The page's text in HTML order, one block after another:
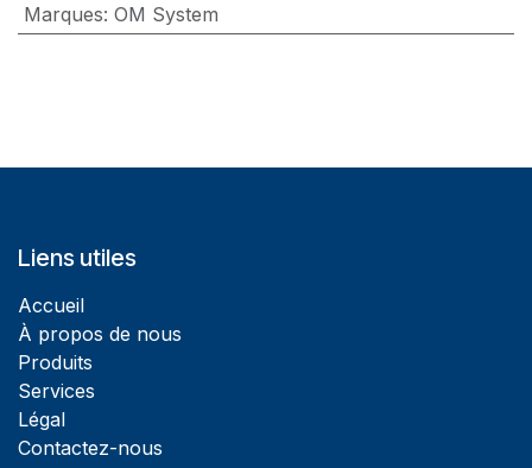
Marques: OM System
Liens utiles
Accueil
À propos de nous
Produits
Services
Légal
Contactez-nous